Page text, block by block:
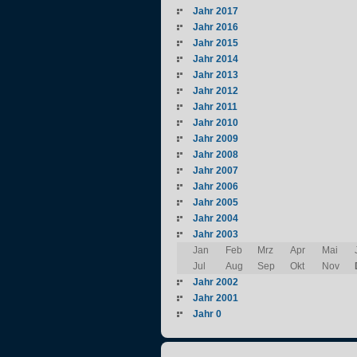
Jahr 2017
Jahr 2016
Jahr 2015
Jahr 2014
Jahr 2013
Jahr 2012
Jahr 2011
Jahr 2010
Jahr 2009
Jahr 2008
Jahr 2007
Jahr 2006
Jahr 2005
Jahr 2004
Jahr 2003
Jan
Feb Mrz Apr Mai
Jul
Aug Sep Okt Nov
Jahr 2002
Jahr 2001
Jahr 0